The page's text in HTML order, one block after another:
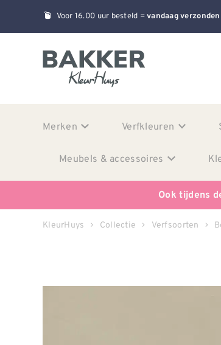
Voor 16.00 uur besteld =vandaag verzonden
Merken Verfkleuren
Meubels & accessoires
Ook tijdens
KleurHuys Collectie Verfsoorten